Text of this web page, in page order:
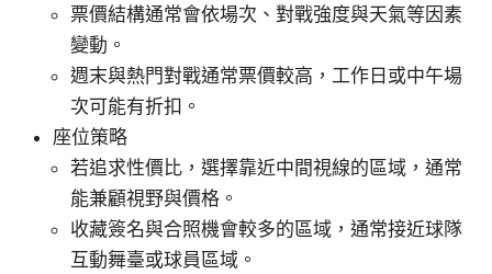
票價結構通常會依場次、對戰強度與天氣等因素
變動。
週末與熱門對戰通常票價較高，工作日或中午場
次可能有折扣。
座位策略
若追求性價比，選擇靠近中間視線的區域，通常
能兼顧視野與價格。
收藏簽名與合照機會較多的區域，通常接近球隊
互動舞臺或球員區域。